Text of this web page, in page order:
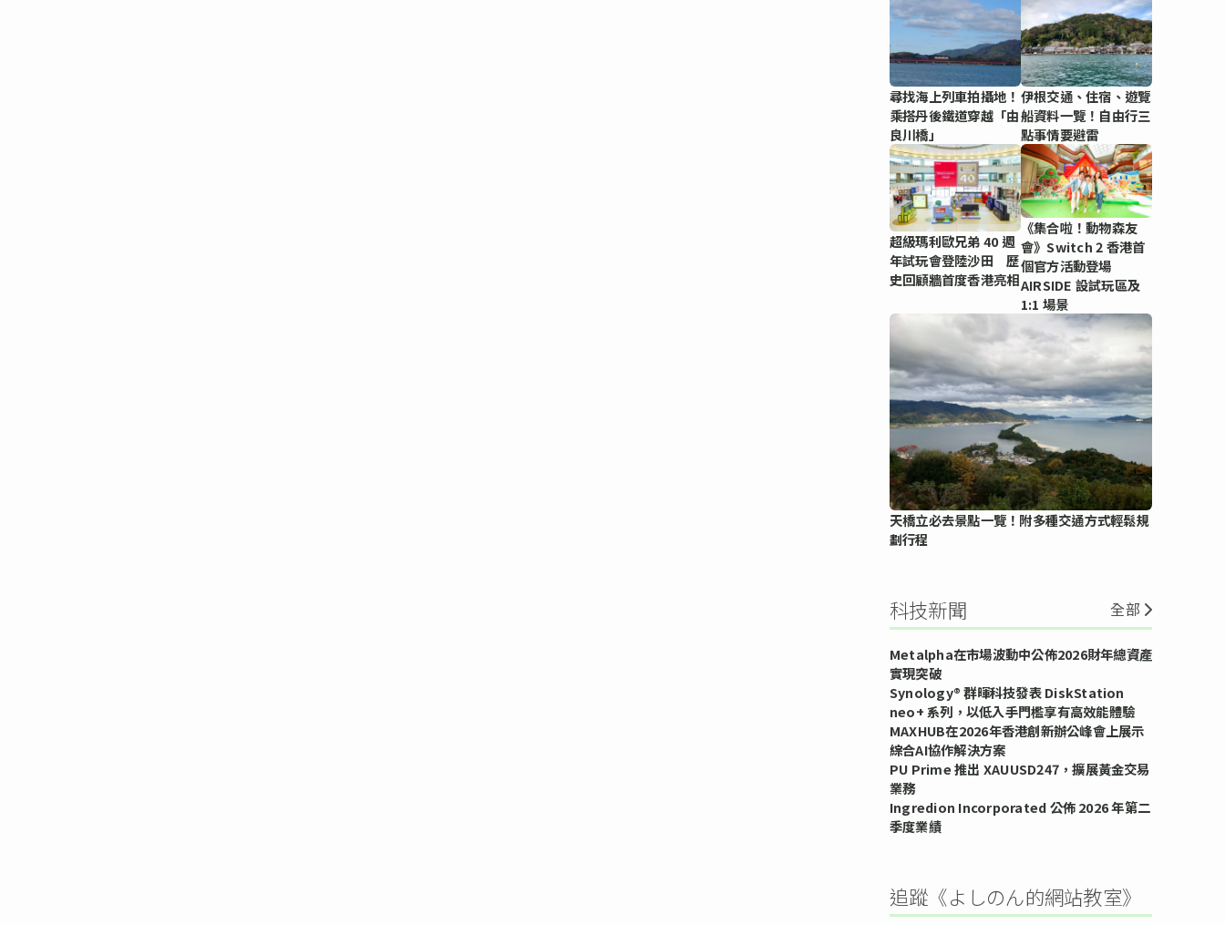
尋找海上列車拍攝地！
乘搭丹後鐵道穿越「由
良川橋」
伊根交通、住宿、遊覽
船資料一覽！自由行三
點事情要避雷
超級瑪利歐兄弟 40 週
年試玩會登陸沙田 歷
史回顧牆首度香港亮相
《集合啦！動物森友
會》Switch 2 香港首
個官方活動登場
AIRSIDE 設試玩區及
1:1 場景
天橋立必去景點一覽！附多種交通方式輕鬆規
劃行程
科技新聞 全部
Metalpha在市場波動中公佈2026財年總資產
實現突破
Synology® 群暉科技發表 DiskStation
neo+ 系列，以低入手門檻享有高效能體驗
MAXHUB在2026年香港創新辦公峰會上展示
綜合AI協作解決方案
PU Prime 推出 XAUUSD247，擴展黃金交易
業務
Ingredion Incorporated 公佈 2026 年第二
季度業績
追蹤《よしのん的網站教室》